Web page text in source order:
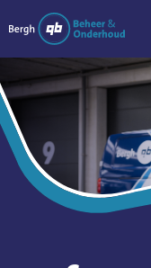
Home
Diensten
Projecten